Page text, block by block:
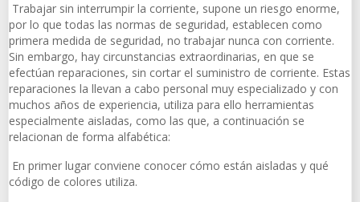
Trabajar sin interrumpir la corriente, supone un riesgo enorme,
por lo que todas las normas de seguridad, establecen como
primera medida de seguridad, no trabajar nunca con corriente.
Sin embargo, hay circunstancias extraordinarias, en que se
efectúan reparaciones, sin cortar el suministro de corriente. Estas
reparaciones la llevan a cabo personal muy especializado y con
muchos años de experiencia, utiliza para ello herramientas
especialmente aisladas, como las que, a continuación se
relacionan de forma alfabética:
En primer lugar conviene conocer cómo están aisladas y qué
código de colores utiliza.